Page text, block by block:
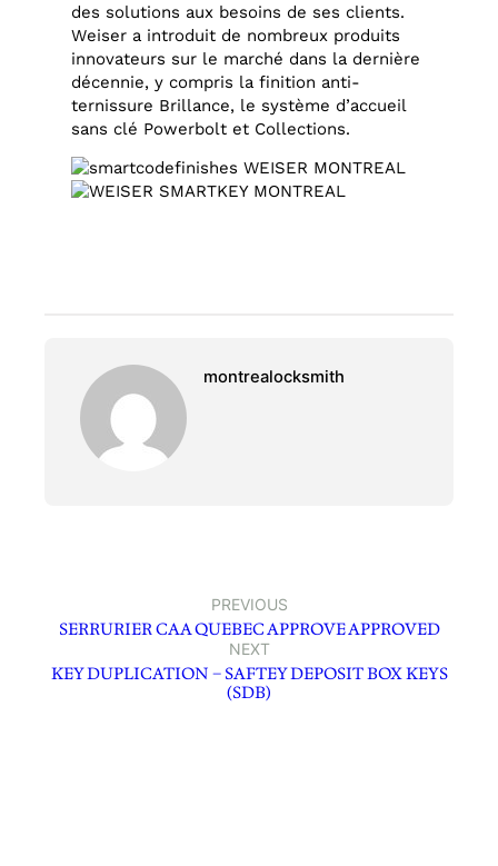
des solutions aux besoins de ses clients.
Weiser a introduit de nombreux produits
innovateurs sur le marché dans la dernière
décennie, y compris la finition anti-
ternissure Brillance, le système d’accueil
sans clé Powerbolt et Collections.
montrealocksmith
PREVIOUS
SERRURIER CAA QUEBEC APPROVE APPROVED
NEXT
KEY DUPLICATION – SAFTEY DEPOSIT BOX KEYS
(SDB)